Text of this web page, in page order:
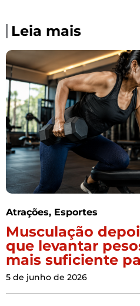
Leia mais
Atrações, Esportes
Musculação
que levantar
mais suficiente
5 de junho de 2026